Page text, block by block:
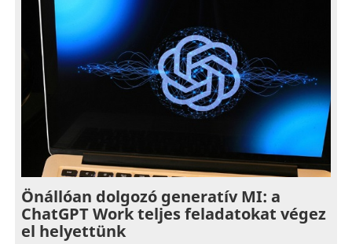
Önállóan dolgozó generatív MI: a
ChatGPT Work teljes feladatokat végez
el helyettünk